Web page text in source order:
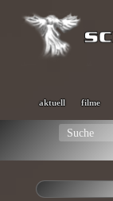
aktuell filme